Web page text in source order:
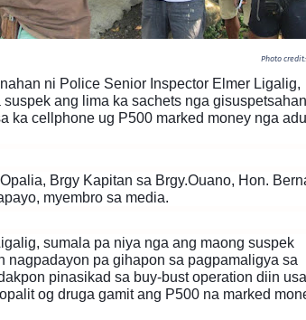
Photo
ni Police Senior Inspector Elmer Ligalig,
ang lima ka sachets nga
ka cellphone ug P500 marked money nga
Brgy Kapitan sa Brgy.Ouano, Hon.
myembro sa media.
sumala pa niya nga ang maong suspek
pa gihapon sa pagpamaligya sa
pinasikad sa buy-bust operation diin
og druga gamit ang P500 na marked